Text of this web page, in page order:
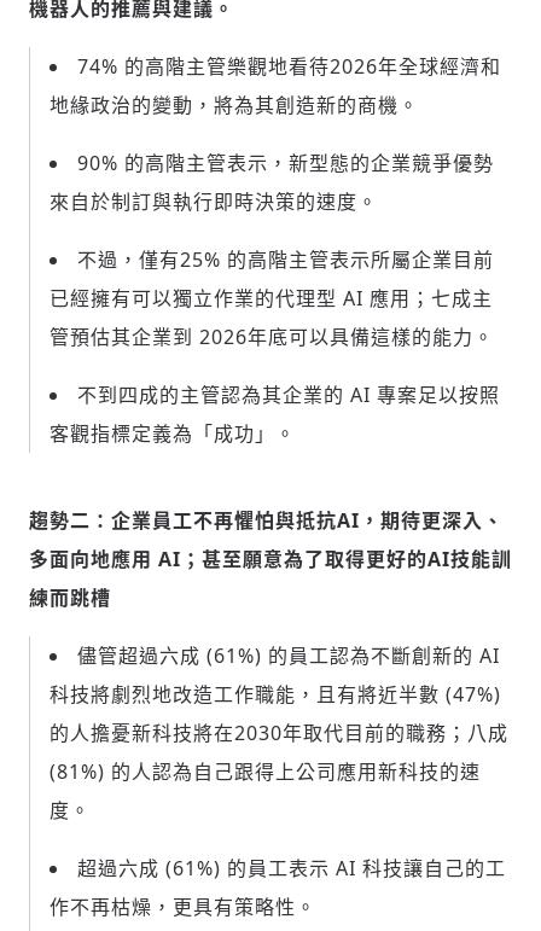
機器人的推薦與建議。
74% 的高階主管樂觀地看待2026年全球經濟和
地緣政治的變動，將為其創造新的商機。
90% 的高階主管表示，新型態的企業競爭優勢
來自於制訂與執行即時決策的速度。
不過，僅有25% 的高階主管表示所屬企業目前
已經擁有可以獨立作業的代理型 AI 應用；七成主
管預估其企業到 2026年底可以具備這樣的能力。
不到四成的主管認為其企業的 AI 專案足以按照
客觀指標定義為「成功」。
趨勢二：企業員工不再懼怕與抵抗AI，期待更深入、
多面向地應用 AI；甚至願意為了取得更好的AI技能訓
練而跳槽
儘管超過六成 (61%) 的員工認為不斷創新的 AI
科技將劇烈地改造工作職能，且有將近半數 (47%)
的人擔憂新科技將在2030年取代目前的職務；八成
(81%) 的人認為自己跟得上公司應用新科技的速
度。
超過六成 (61%) 的員工表示 AI 科技讓自己的工
作不再枯燥，更具有策略性。